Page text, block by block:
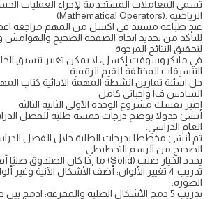
تسمى المعاملات المستخدمة لإجراء العمليات
الرياضية .(Mathematical Operators)
عند طباعة مستند في اكسل من المهم مراجعة
للتأكد من تحديد اتجاه الصفحة الصحيح والهوامش
لتحقيق النتائج المرجوة.
في مايكروسوفت إكسل، لا يمكن تغيير تنسيق
التنسيقات المختلفة للقيم الرقمية.
حل اسئلة تمارين انشطة المهمة الادائية كتاب
السادس ف١ واجباتي كامل
اختبر نفسك مشروع الوحدة الأولى الثانية الثالثة
أنشئ جدولا يوضح درجات خمسة طلبة للفصل
العام الدراسي.
ثم أنشئ مخططا بدرجات الطلبة خلال الفصل
الصحيح من الرسم التخطيطي.
يحدد الخيار صلب (Solid) ما إذا كان الصندوق صلبًا أم مفرغا.
تدريب 4 تغيير الألوان: أضف الأشكال الآنية وغير
الصورة.